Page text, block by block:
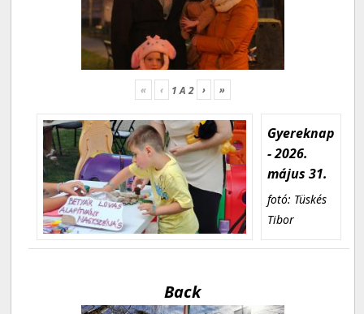
« ‹ 1A2 › »
Gyereknap
- 2026.
május 31.
fotó: Tüskés
Tibor
Back